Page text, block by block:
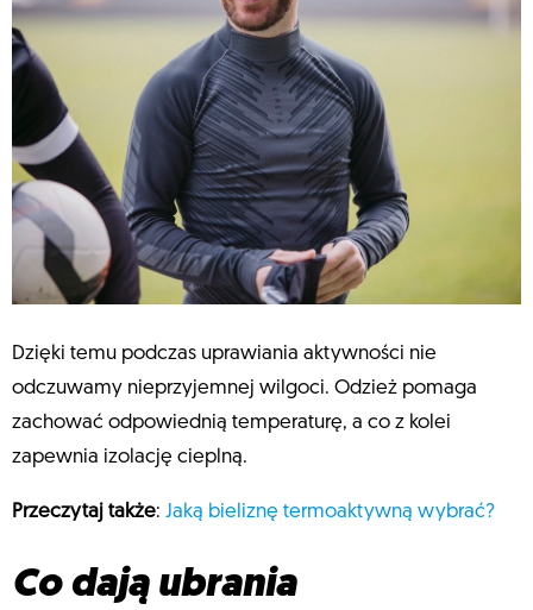
Dzięki temu podczas uprawiania aktywności nie
odczuwamy nieprzyjemnej wilgoci. Odzież pomaga
zachować odpowiednią temperaturę, a co z kolei
zapewnia izolację cieplną.
Przeczytaj także: Jaką bieliznę termoaktywną wybrać?
Co dają ubrania